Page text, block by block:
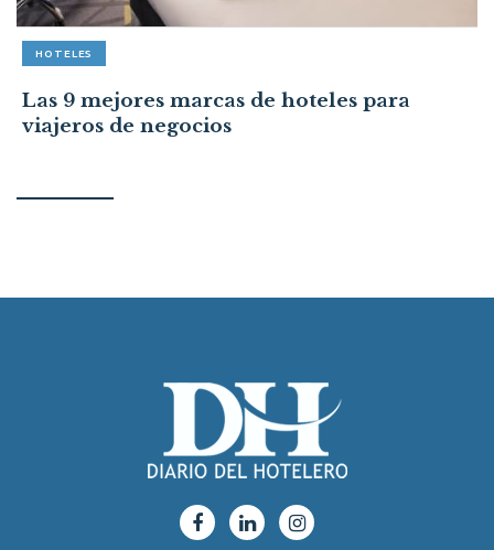
HOTELES
Las 9 mejores marcas de hoteles para
viajeros de negocios